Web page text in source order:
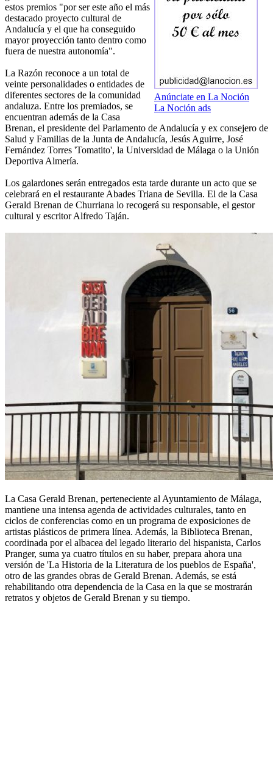
Anúnciate en La Noción
La Noción ads
estos premios "por ser este año el más
destacado proyecto cultural de
Andalucía y el que ha conseguido
mayor proyección tanto dentro como
fuera de nuestra autonomía".
La Razón reconoce a un total de
veinte personalidades o entidades de
diferentes sectores de la comunidad
andaluza. Entre los premiados, se
encuentran además de la Casa
Brenan, el presidente del Parlamento de Andalucía y ex consejero de
Salud y Familias de la Junta de Andalucía, Jesús Aguirre, José
Fernández Torres 'Tomatito', la Universidad de Málaga o la Unión
Deportiva Almería.
Los galardones serán entregados esta tarde durante un acto que se
celebrará en el restaurante Abades Triana de Sevilla. El de la Casa
Gerald Brenan de Churriana lo recogerá su responsable, el gestor
cultural y escritor Alfredo Taján.
La Casa Gerald Brenan, perteneciente al Ayuntamiento de Málaga,
mantiene una intensa agenda de actividades culturales, tanto en
ciclos de conferencias como en un programa de exposiciones de
artistas plásticos de primera línea. Además, la Biblioteca Brenan,
coordinada por el albacea del legado literario del hispanista, Carlos
Pranger, suma ya cuatro títulos en su haber, prepara ahora una
versión de 'La Historia de la Literatura de los pueblos de España',
otro de las grandes obras de Gerald Brenan. Además, se está
rehabilitando otra dependencia de la Casa en la que se mostrarán
retratos y objetos de Gerald Brenan y su tiempo.